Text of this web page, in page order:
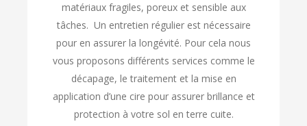
matériaux fragiles, poreux et sensible aux
tâches. Un entretien régulier est nécessaire
pour en assurer la longévité. Pour cela nous
vous proposons différents services comme le
décapage, le traitement et la mise en
application d’une cire pour assurer brillance et
protection à votre sol en terre cuite.